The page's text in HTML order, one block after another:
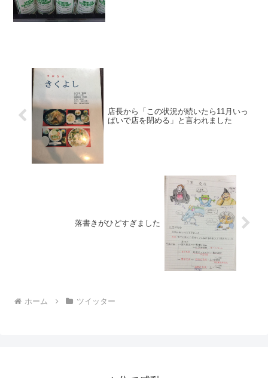
店長から「この状況が続いたら11月いっ
ぱいで店を閉める」と言われました
落書きがひどすぎました
ホーム ツイッター